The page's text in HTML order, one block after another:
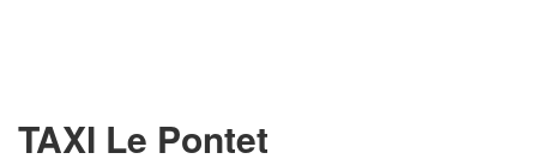
TAXI Le Pontet